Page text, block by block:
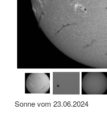
Sonne vom 23.06.2024